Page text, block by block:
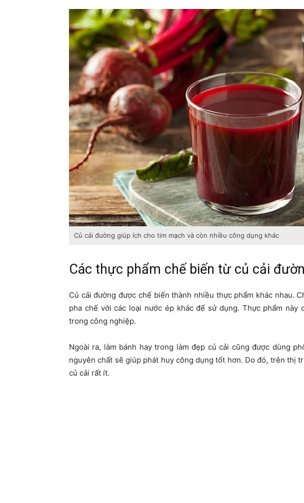
Củ cải đường giúp ích cho tim mạch và còn nhiều công dụng khác
Các thực phẩm chế biến từ củ cải
Củ cải đường được chế biến thành nhiều thực phẩm khác nhau.
pha chế với các loại nước ép khác để sử dụng. Thực phẩm này
trong công nghiệp.
Ngoài ra, làm bánh hay trong làm đẹp củ cải cũng được dùng
nguyên chất sẽ giúp phát huy công dụng tốt hơn. Do đó, trên thị
củ cải rất ít.